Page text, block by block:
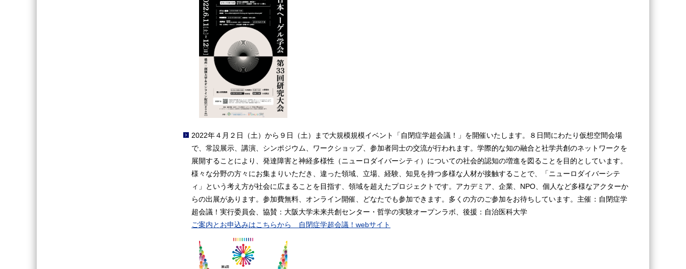
2022年４月２日（土）から９日（土）まで大規模規模イベント「自閉症学超会議！」を開催いたします。８日間にわたり仮想空間会場
で、常設展示、講演、シンポジウム、ワークショップ、参加者同士の交流が行われます。学際的な知の融合と社学共創のネットワークを
展開することにより、発達障害と神経多様性（ニューロダイバーシティ）についての社会的認知の増進を図ることを目的としています。
様々な分野の方々にお集まりいただき、違った領域、立場、経験、知見を持つ多様な人材が接触することで、「ニューロダイバーシテ
ィ」という考え方が社会に広まることを目指す、領域を超えたプロジェクトです。アカデミア、企業、NPO、個人など多様なアクターか
らの出展があります。参加費無料、オンライン開催、どなたでも参加できます。多くの方のご参加をお待ちしています。主催：自閉症学
超会議！実行委員会、協賛：大阪大学未来共創センター・哲学の実験オープンラボ、後援：自治医科大学
ご案内とお申込みはこちらから 自閉症学超会議！webサイト